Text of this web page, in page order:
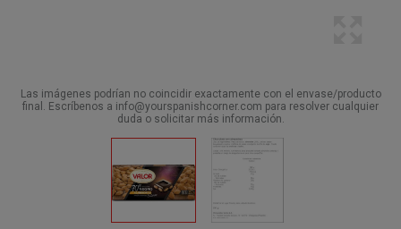
Las imágenes podrían no coincidir exactamente con el envase/producto
final. Escríbenos a info@yourspanishcorner.com para resolver cualquier
duda o solicitar más información.